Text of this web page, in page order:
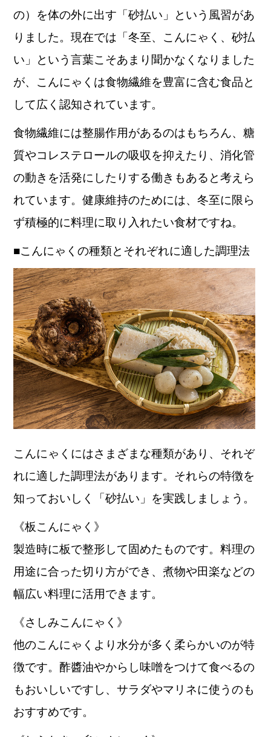
の）を体の外に出す「砂払い」という風習があ
りました。現在では「冬至、こんにゃく、砂払
い」という言葉こそあまり聞かなくなりました
が、こんにゃくは食物繊維を豊富に含む食品と
して広く認知されています。
食物繊維には整腸作用があるのはもちろん、糖
質やコレステロールの吸収を抑えたり、消化管
の動きを活発にしたりする働きもあると考えら
れています。健康維持のためには、冬至に限ら
ず積極的に料理に取り入れたい食材ですね。
■こんにゃくの種類とそれぞれに適した調理法
こんにゃくにはさまざまな種類があり、それぞ
れに適した調理法があります。それらの特徴を
知っておいしく「砂払い」を実践しましょう。
《板こんにゃく》
製造時に板で整形して固めたものです。料理の
用途に合った切り方ができ、煮物や田楽などの
幅広い料理に活用できます。
《さしみこんにゃく》
他のこんにゃくより水分が多く柔らかいのが特
徴です。酢醬油やからし味噌をつけて食べるの
もおいしいですし、サラダやマリネに使うのも
おすすめです。